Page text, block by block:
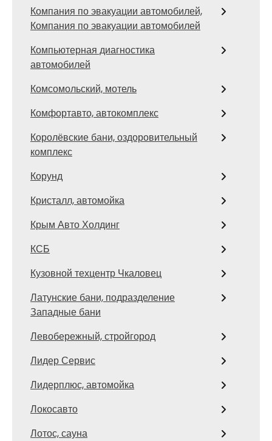
Компания по эвакуации автомобилей,
Компания по эвакуации автомобилей
Компьютерная диагностика
автомобилей
Комсомольский, мотель
Комфортавто, автокомплекс
Королёвские бани, оздоровительный
комплекс
Корунд
Кристалл, автомойка
Крым Авто Холдинг
КСБ
Кузовной техцентр Чкаловец
Латунские бани, подразделение
Западные бани
Левобережный, стройгород
Лидер Сервис
Лидерплюс, автомойка
Локосавто
Лотос, сауна